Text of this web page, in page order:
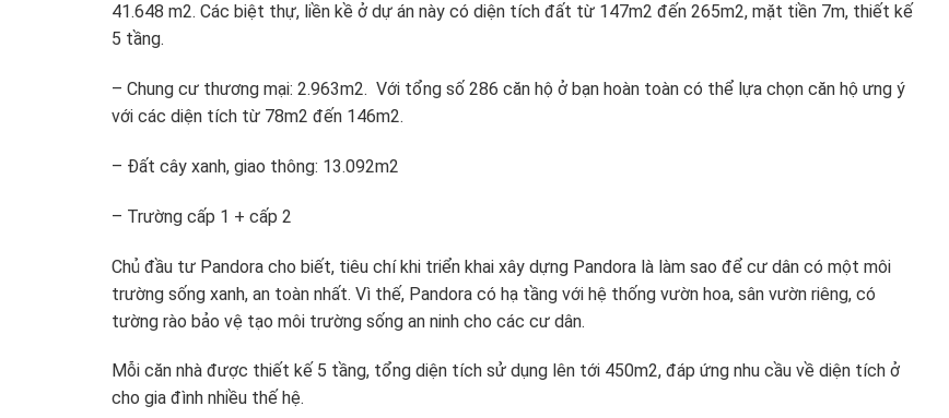
41.648 m2. Các biệt thự, liền kề ở dự án này có diện tích đất từ 147m2 đến 265m2, mặt tiền 7m, thiết kế
5 tầng.
– Chung cư thương mại: 2.963m2. Với tổng số 286 căn hộ ở bạn hoàn toàn có thể lựa chọn căn hộ ưng ý
với các diện tích từ 78m2 đến 146m2.
– Đất cây xanh, giao thông: 13.092m2
– Trường cấp 1 + cấp 2
Chủ đầu tư Pandora cho biết, tiêu chí khi triển khai xây dựng Pandora là làm sao để cư dân có một môi
trường sống xanh, an toàn nhất. Vì thế, Pandora có hạ tầng với hệ thống vườn hoa, sân vườn riêng, có
tường rào bảo vệ tạo môi trường sống an ninh cho các cư dân.
Mỗi căn nhà được thiết kế 5 tầng, tổng diện tích sử dụng lên tới 450m2, đáp ứng nhu cầu về diện tích ở
cho gia đình nhiều thế hệ.